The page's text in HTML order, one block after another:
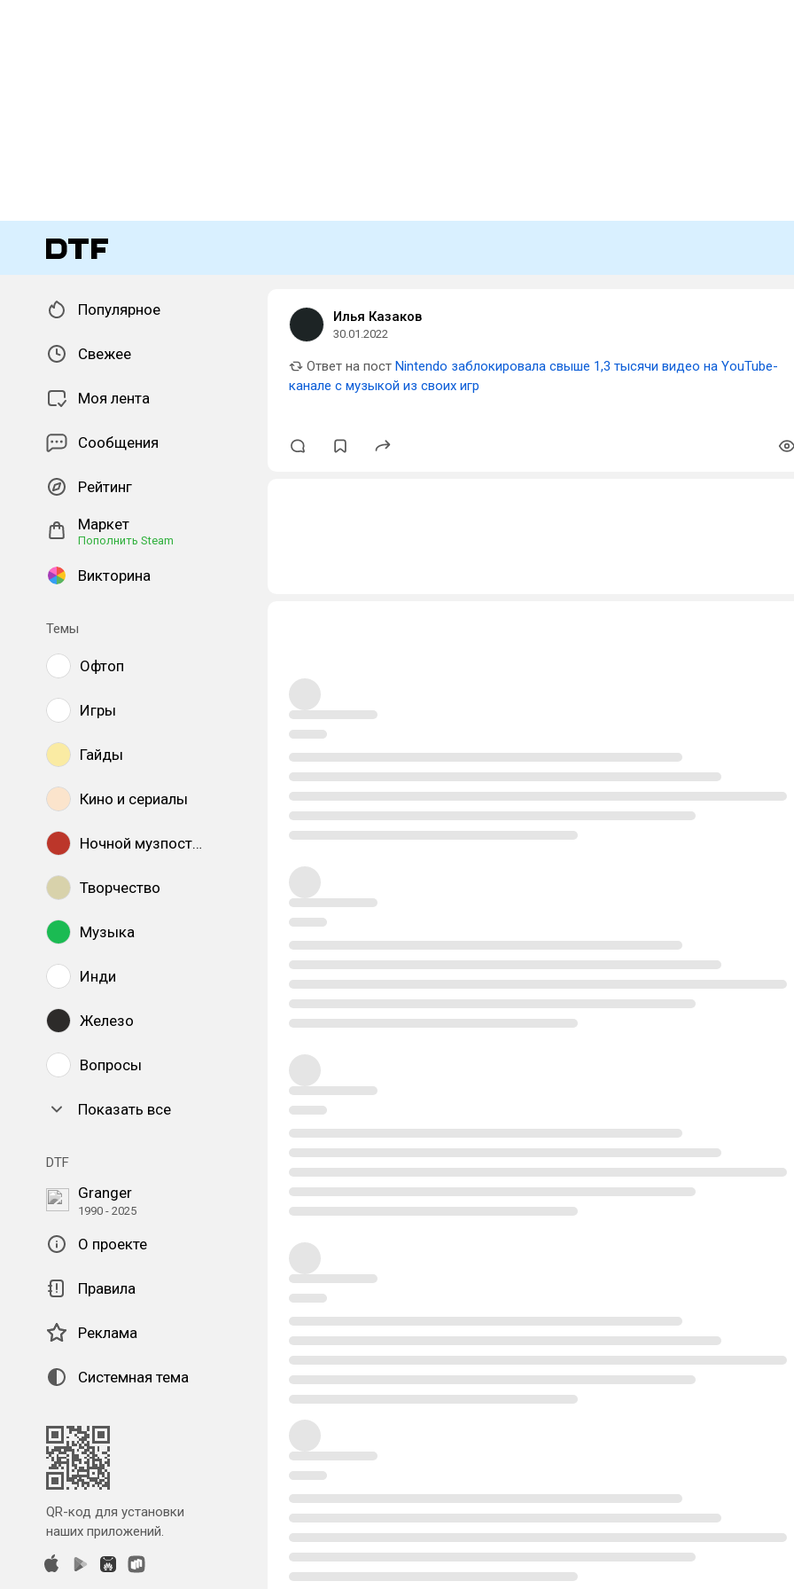
Популярное
Свежее
Моя лента
Сообщения
Рейтинг
Маркет
Пополнить Steam
Викторина
Темы
Офтоп
Игры
Гайды
Кино и сериалы
Ночной музпостинг
Творчество
Музыка
Инди
Железо
Вопросы
Показать все
DTF
Granger
1990 - 2025
О проекте
Правила
Реклама
Системная тема
QR-код для установки
наших приложений.
Илья Казаков
30.01.2022
Ответ на пост Nintendo заблокировала свыше 1,3 тысячи видео на YouTube-
канале с музыкой из своих игр